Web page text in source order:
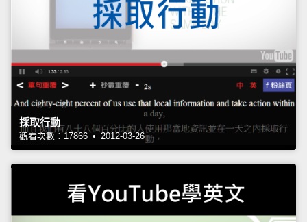
採取行動
觀看次數：17866 • 2012-03-26